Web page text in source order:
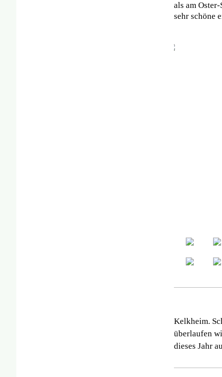
als am
sehr schöne
Kelkheim.
überlaufen
dieses Jahr